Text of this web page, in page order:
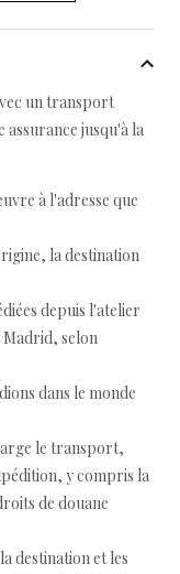
un transport
assurance jusqu'à la
à l'adresse que
la destination
depuis l'atelier
Madrid, selon
dans le monde
le transport,
y compris la
de douane
destination et les